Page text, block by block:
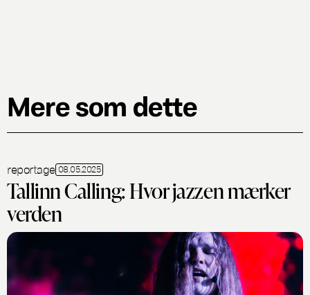
Mere som dette
reportage 08.05.2025
Tallinn Calling: Hvor jazzen mærker
verden